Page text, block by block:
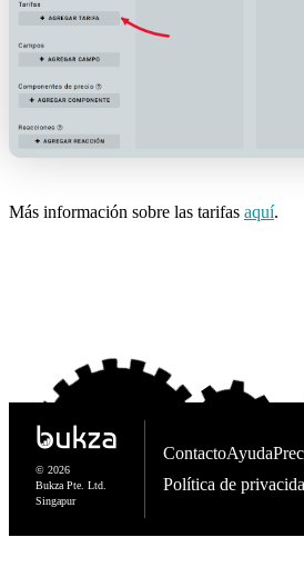
Más información sobre las tarifas aquí.
© 2026
Bukza Pte. Ltd.
Singapur
ContactoAyuda
Política de